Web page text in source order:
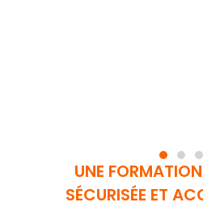
UNE
SÉCURISÉE ET